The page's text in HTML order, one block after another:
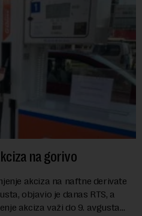
na gorivo
akciza na naftne derivate
objavio je danas RTS, a
akciza važi do 9. avgusta